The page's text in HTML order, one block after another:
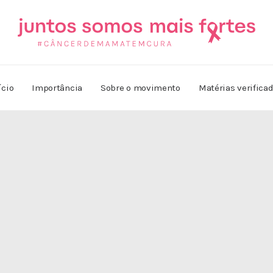
Importância Sobre o movimento Matérias